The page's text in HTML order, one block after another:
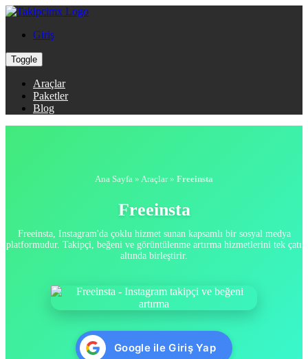
Giriş
Toggle
Araçlar
Paketler
Blog
Ana Sayfa » Araçlar» Freeinsta
Freeinsta
Freeinsta, Instagram'da çoklu hizmet sunan kapsamlı bir sosyal medya
platformudur. Takipçi, beğeni ve görüntülenme artırma hizmetlerini tek çatı
altında birleştirir.
Google ile Giriş Yap